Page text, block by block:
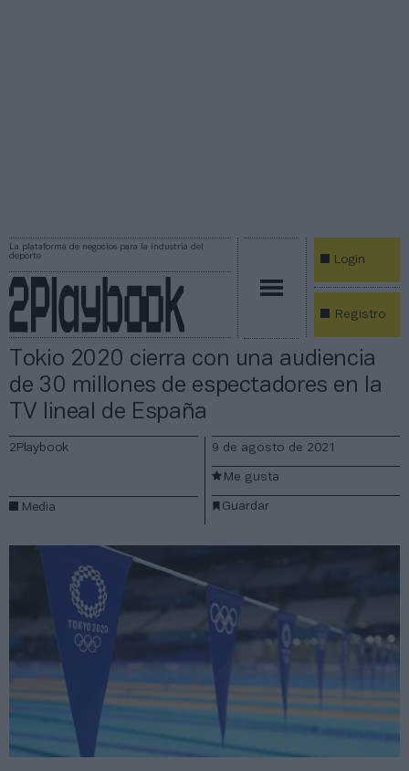
La plataforma de negocios para la industria del
deporte
Login
Registro
Tokio 2020 cierra con una audiencia
de 30 millones de espectadores en la
TV lineal de España
2Playbook
Media
9 de agosto de 2021
Guardar
Me gusta